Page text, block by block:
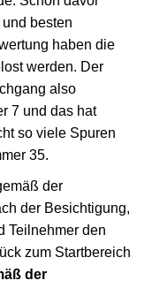
besten
haben die
werden. Der
also
7 und das hat
so viele Spuren
35.
der
der Besichtigung,
Teilnehmer den
zum Startbereich
der